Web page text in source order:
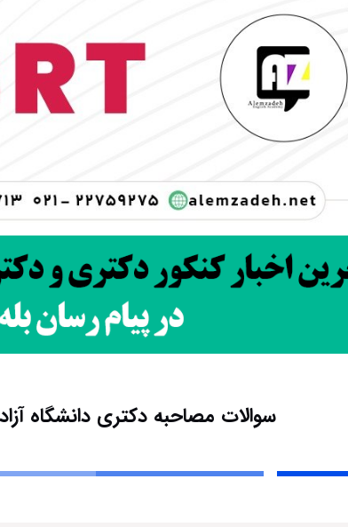
سوالات مصاحبه دکتری دانشگاه